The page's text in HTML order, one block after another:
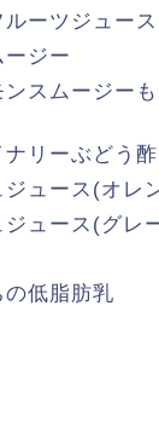
ーツジュース
ジー
スムージー
ナリーぶどう酢
ジュース(オレ
ジュース(グレ
低脂肪乳